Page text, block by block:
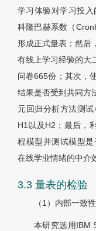
学习体验对学习投
科隆巴赫系数（
形成正式量表；然后
有线上学习经验的大
问卷665份；其次，
结果是否受到共同方
元回归分析方法测
H1以及H2；最后，
程模型并测试模型
在线学业情绪的中介
3.3 量表的检验
（1）内部一致
本研究选用IBM